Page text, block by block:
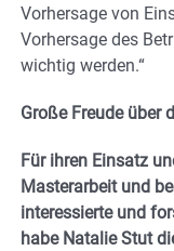
Vorhersage von
Vorhersage des
wichtig werden.“
Große Freude über
Für ihren Einsatz
Masterarbeit und
interessierte und
habe Natalie Stut